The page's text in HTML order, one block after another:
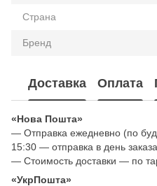
Страна
Бренд
Доставка Оплата
«Нова Пошта»
— Отправка ежедневно (по
15:30 — отправка в день заказа.
— Стоимость доставки — по
«УкрПошта»